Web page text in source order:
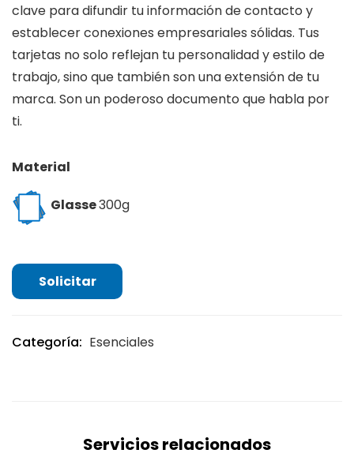
clave para difundir tu información de contacto y
establecer conexiones empresariales sólidas. Tus
tarjetas no solo reflejan tu personalidad y estilo de
trabajo, sino que también son una extensión de tu
marca. Son un poderoso documento que habla por
ti.
Material
Glasse300g
Solicitar
Categoría: Esenciales
Servicios relacionados